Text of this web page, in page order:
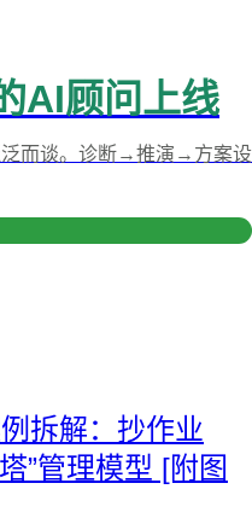
AI顾问上线
泛而谈。诊断→推演→方案设
拆解：抄作业
”管理模型 [附图